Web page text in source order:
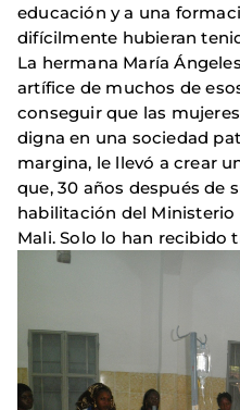
educación y a una
difícilmente hubieran
La hermana María
artífice de muchos de
conseguir que las
digna en una sociedad
margina, le llevó a crear
que, 30 años después de
habilitación del Ministerio
Mali. Solo lo han recibido